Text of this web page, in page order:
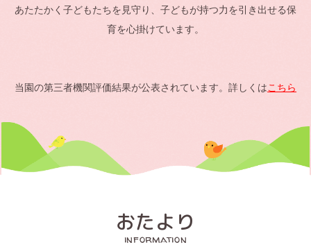
あたたかく子どもたちを見守り、子どもが持つ力を引き出せる保
育を心掛けています。
当園の第三者機関評価結果が公表されています。詳しくはこちら
おたより
information